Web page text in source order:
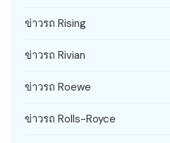
ข่าวรถ Rising
ข่าวรถ Rivian
ข่าวรถ Roewe
ข่าวรถ Rolls-Royce